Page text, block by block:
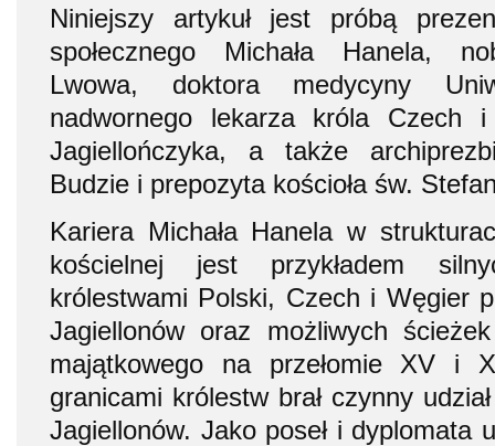
Niniejszy artykuł jest próbą
społecznego Michała Hanela,
Lwowa, doktora medycyny
nadwornego lekarza króla Czech i
Jagiellończyka, a także
Budzie i prepozyta kościoła św.
Kariera Michała Hanela w
kościelnej jest przykładem
królestwami Polski, Czech i Węgier
Jagiellonów oraz możliwych
majątkowego na przełomie XV i
granicami królestw brał czynny
Jagiellonów. Jako poseł i dyplomata